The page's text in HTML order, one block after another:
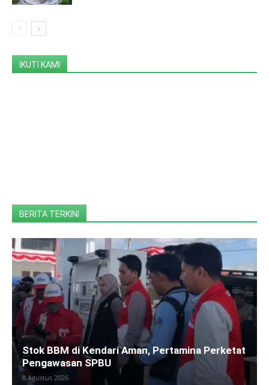
IKUTI KAMI
BERITA TERKINI
Stok BBM di Kendari Aman, Pertamina Perketat
Pengawasan SPBU
8 Agustus 2026